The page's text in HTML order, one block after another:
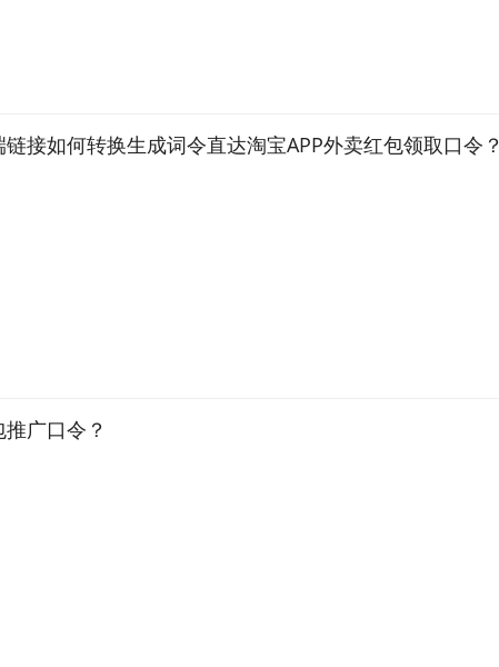
接如何转换生成词令直达淘宝APP外卖红包领取口令？
广口令？